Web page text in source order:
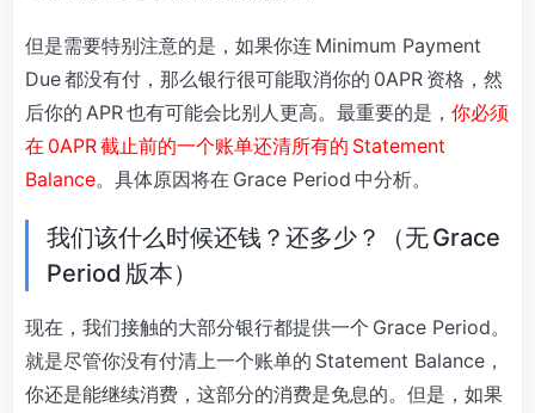
但是需要特别注意的是，如果你连 Minimum Payment
Due 都没有付，那么银行很可能取消你的 0APR 资格，然
后你的 APR 也有可能会比别人更高。最重要的是， 你必须
在 0APR 截止前的一个账单还清所有的 Statement
Balance。具体原因将在 Grace Period 中分析。
我们该什么时候还钱？还多少？（无 Grace
Period 版本）
现在，我们接触的大部分银行都提供一个 Grace Period。
就是尽管你没有付清上一个账单的 Statement Balance，
你还是能继续消费，这部分的消费是免息的。但是，如果